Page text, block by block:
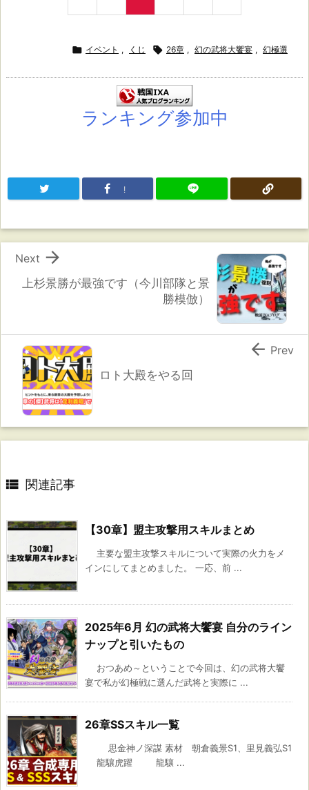
 イベント , くじ  26章 , 幻の武将大饗宴 , 幻極選
ランキング参加中
!
上杉景勝が最強です（今川部隊と景
勝模倣）

Next
ロト大殿をやる回
 Prev
 関連記事
【30章】盟主攻撃用スキルまとめ
主要な盟主攻撃スキルについて実際の火力をメ
インにしてまとめました。 一応、前 ...
2025年6月 幻の武将大饗宴 自分のライン
ナップと引いたもの
おつあめ～ということで今回は、幻の武将大饗
宴で私が幻極戦に選んだ武将と実際に ...
26章SSスキル一覧
思金神ノ深謀 素材 朝倉義景S1、里見義弘S1
龍驤虎躍 龍驤 ...